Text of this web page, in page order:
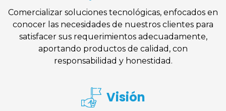
Comercializar soluciones tecnológicas, enfocados en
conocer las necesidades de nuestros clientes para
satisfacer sus requerimientos adecuadamente,
aportando productos de calidad, con
responsabilidad y honestidad.
Visión